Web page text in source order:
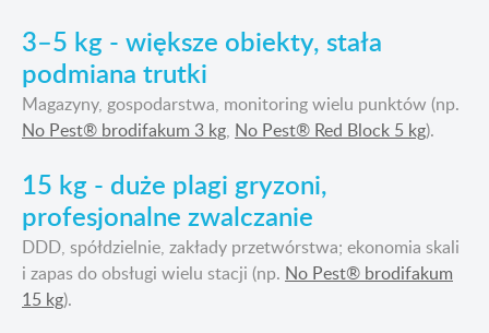
3–5 kg - większe obiekty, stała
podmiana trutki
Magazyny, gospodarstwa, monitoring wielu punktów (np.
No Pest® brodifakum 3 kg, No Pest® Red Block 5 kg).
15 kg - duże plagi gryzoni,
profesjonalne zwalczanie
DDD, spółdzielnie, zakłady przetwórstwa; ekonomia skali
i zapas do obsługi wielu stacji (np. No Pest® brodifakum
15 kg).